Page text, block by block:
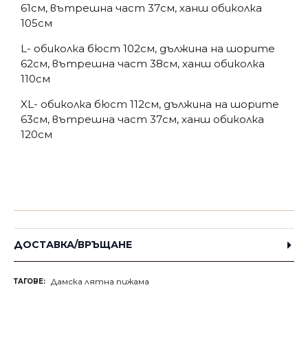
61см, вътрешна част 37см, ханш обиколка
105см
L- обиколка бюст 102см, дължина на шорите
62см, вътрешна част 38см, ханш обиколка
110см
XL- обиколка бюст 112см, дължина на шорите
63см, вътрешна част 37см, ханш обиколка
120см
ДОСТАВКА/ВРЪЩАНЕ
ТАГОВЕ: Дамска лятна пижама